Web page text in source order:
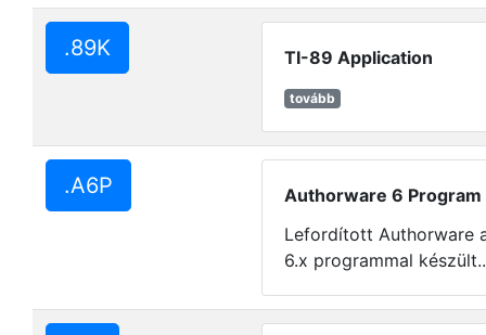
.89K TI-89 Application
tovább
.A6P
Authorware 6 Program
Lefordított Authorware
6.x programmal